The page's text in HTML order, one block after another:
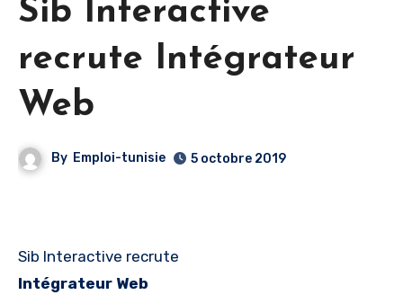
Sib Interactive
recrute Intégrateur
Web
By Emploi-tunisie 5 octobre 2019
Sib Interactive recrute
Intégrateur Web